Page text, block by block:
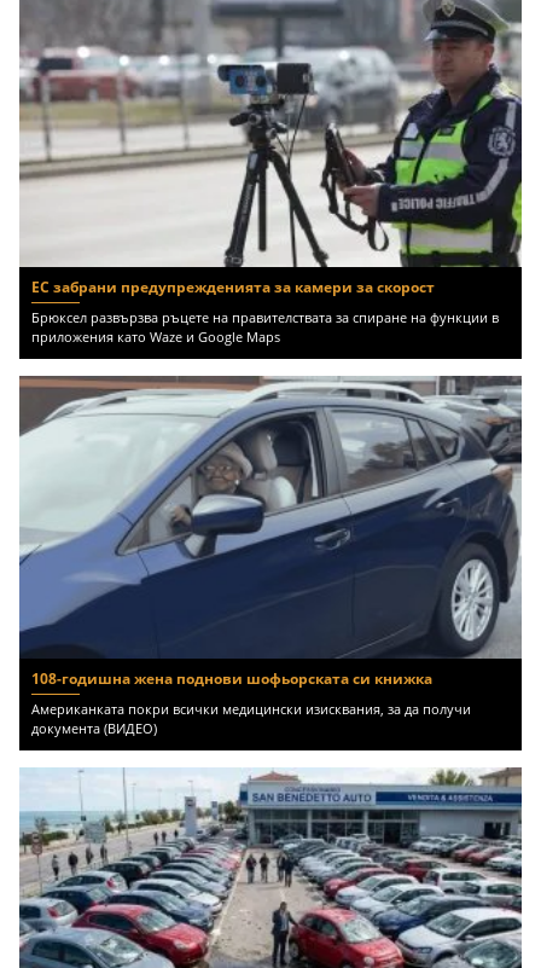
ЕС забрани предупрежденията за камери за скорост
Брюксел развързва ръцете на правителствата за спиране на функции в
приложения като Waze и Google Maps
108-годишна жена поднови шофьорската си книжка
Американката покри всички медицински изисквания, за да получи
документа (ВИДЕО)